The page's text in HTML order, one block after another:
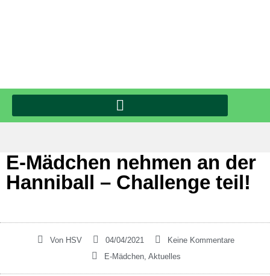
E-Mädchen nehmen an der
Hanniball – Challenge teil!
Von HSV 04/04/2021
Keine Kommentare
E-Mädchen, Aktuelles